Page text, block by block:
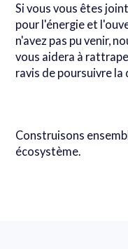
Si vous vous êtes
pour l'énergie et
n'avez pas pu venir,
vous aidera à
ravis de poursuivre la
Construisons
écosystème.